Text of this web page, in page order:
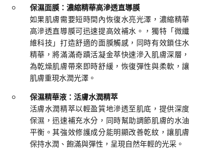
保濕面膜： 濃縮精華高滲透直導膜
如果肌膚需要短時間內恢復水亮光澤，濃縮精華
高滲透直導膜可迅速提高效補水。，獨特「微纖
維科技」打造舒適的面膜觸感，同時有效鎖住水
精華，將滿滿奇蹟活凝金萃快速滲入肌膚深層，
為乾燥肌膚帶來即時舒緩，恢復彈性與柔軟，讓
肌膚重現水潤光澤。
保濕精華液：活膚水潤精萃
活膚水潤精萃以輕盈質地滲透至肌底，提供深度
保濕，迅速補充水分，同時幫助調節肌膚的水油
平衡。其強效修護成分能明顯改善乾紋，讓肌膚
保持水潤、飽滿與彈性，呈現自然年輕的光采。